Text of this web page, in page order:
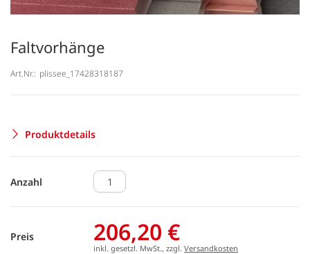
Faltvorhänge
Art.Nr.: plissee_17428318187
Produktdetails
Anzahl
Preis 206,20 €
inkl. gesetzl. MwSt., zzgl. Versandkosten